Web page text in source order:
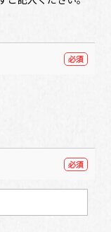
必須
必須